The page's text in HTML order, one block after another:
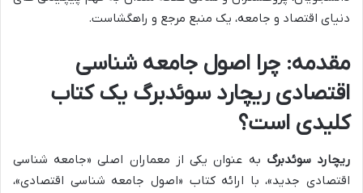
دنیای اقتصاد و جامعه، یک منبع مرجع و راهگشاست.
مقدمه: چرا اصول جامعه شناسی
اقتصادی ریچارد سوئدبرگ یک کتاب
کلیدی است؟
ریچارد سوئدبرگ به عنوان یکی از معماران اصلی «جامعه شناسی
اقتصادی جدید»، با ارائه کتاب «اصول جامعه شناسی اقتصادی»،